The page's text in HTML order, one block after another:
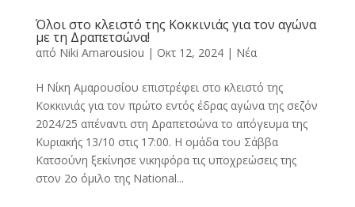
Όλοι στο κλειστό της Κοκκινιάς για τον αγώνα
με τη Δραπετσώνα!
από Niki Amarousiou | Οκτ 12, 2024| Νέα
Η Νίκη Αμαρουσίου επιστρέφει στο κλειστό της
Κοκκινιάς για τον πρώτο εντός έδρας αγώνα της σεζόν
2024/25 απέναντι στη Δραπετσώνα το απόγευμα της
Κυριακής 13/10 στις 17:00. Η ομάδα του Σάββα
Κατσούνη ξεκίνησε νικηφόρα τις υποχρεώσεις της
στον 2ο όμιλο της National...